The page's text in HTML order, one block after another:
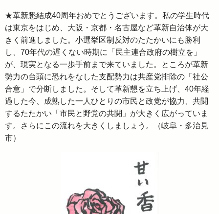
★革新懇結成40周年おめでとうございます。私の学生時代
は東京をはじめ、大阪・京都・名古屋など革新自治体が大
きく前進しました。小選挙区制反対のたたかいにも勝利
し、70年代の遅くない時期に「民主連合政府の樹立を」
が、現実となる一歩手前まで来ていました。ところが革新
勢力の台頭に恐れをなした支配勢力は共産党排除の「社公
合意」で分断しました。そして革新懇を立ち上げ、40年経
過した今、成熟した一人ひとりの市民と政党が協力、共闘
するたたかい「市民と野党の共闘」が大きく広がっていま
す。さらにこの流れを大きくしましょう。（岐阜・多治見
市）